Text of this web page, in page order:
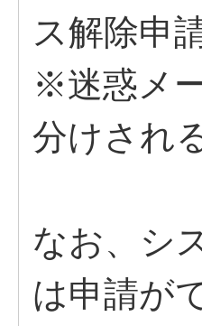
ス解除申
※迷惑メ
分けされ
なお、シ
は申請が